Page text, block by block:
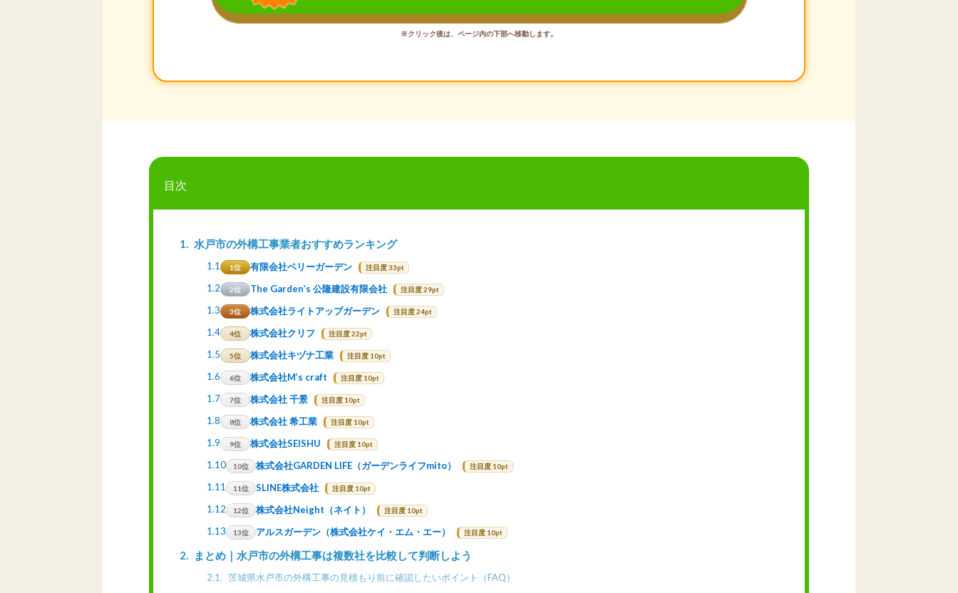
※クリック後は、ページ内の下部へ移動します。
目次
1 水戸市の外構工事業者おすすめランキング
1.1 1位 有限会社ベリーガーデン 注目度 33pt
1.2 2位 The Garden’s 公隆建設有限会社 注目度 29pt
1.3 3位 株式会社ライトアップガーデン 注目度 24pt
1.4 4位 株式会社クリフ 注目度 22pt
1.5 5位 株式会社キヅナ工業 注目度 10pt
1.6 6位 株式会社M’s craft 注目度 10pt
1.7 7位 株式会社 千景 注目度 10pt
1.8 8位 株式会社 希工業 注目度 10pt
1.9 9位 株式会社SEISHU 注目度 10pt
1.10 10位 株式会社GARDEN LIFE（ガーデンライフmito） 注目度 10pt
1.11 11位 SLINE株式会社 注目度 10pt
1.12 12位 株式会社Neight（ネイト） 注目度 10pt
1.13 13位 アルスガーデン（株式会社ケイ・エム・エー） 注目度 10pt
2 まとめ｜水戸市の外構工事は複数社を比較して判断しよう
2.1 茨城県水戸市の外構工事の見積もり前に確認したいポイント（FAQ）